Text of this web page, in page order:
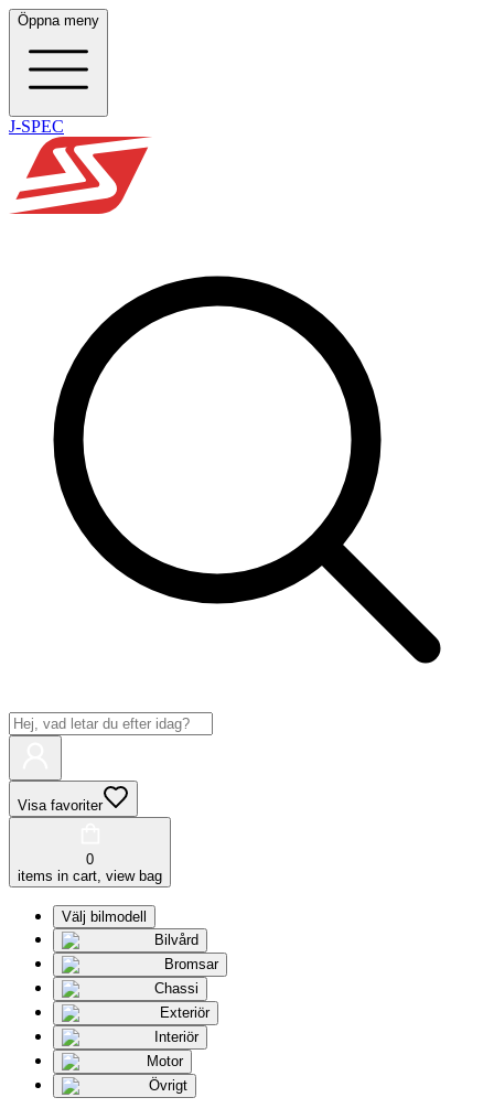
Öppna meny
J-SPEC
Visa favoriter
0
items in cart, view bag
Välj bilmodell
Bilvård
Bromsar
Chassi
Exteriör
Interiör
Motor
Övrigt